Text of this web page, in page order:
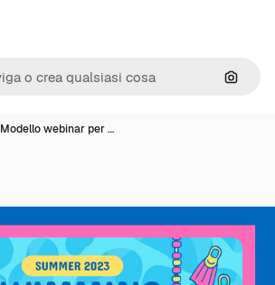
Cerca
Modello webinar per …